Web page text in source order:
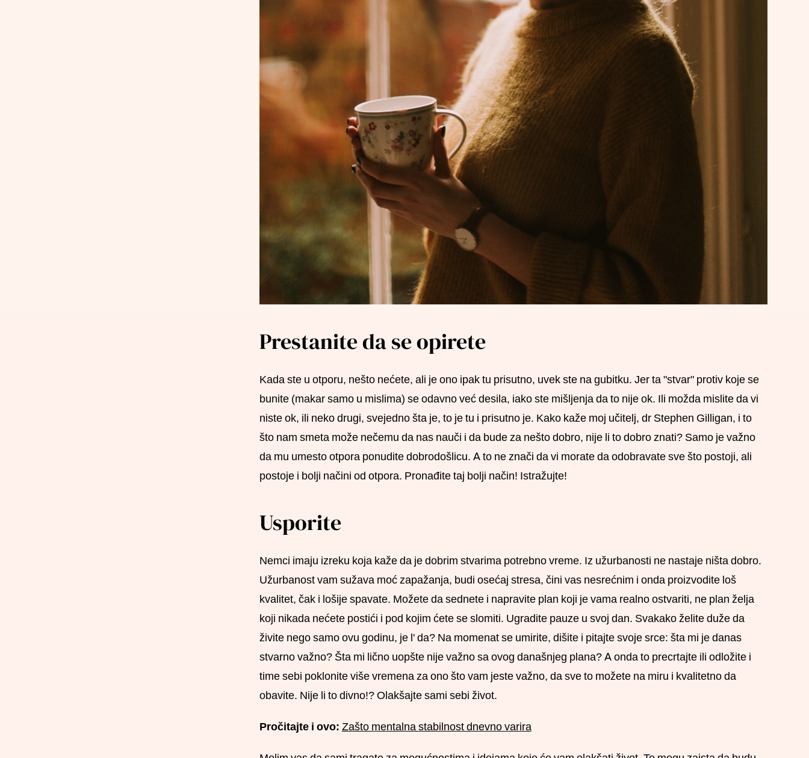
Prestanite da se opirete
Kada ste u otporu, nešto nećete, ali je ono ipak tu prisutno, uvek ste na gubitku. Jer ta "stvar" protiv koje se
bunite (makar samo u mislima) se odavno već desila, iako ste mišljenja da to nije ok. Ili možda mislite da vi
niste ok, ili neko drugi, svejedno šta je, to je tu i prisutno je. Kako kaže moj učitelj, dr Stephen Gilligan, i to
što nam smeta može nečemu da nas nauči i da bude za nešto dobro, nije li to dobro znati? Samo je važno
da mu umesto otpora ponudite dobrodošlicu. A to ne znači da vi morate da odobravate sve što postoji, ali
postoje i bolji načini od otpora. Pronađite taj bolji način! Istražujte!
Usporite
Nemci imaju izreku koja kaže da je dobrim stvarima potrebno vreme. Iz užurbanosti ne nastaje ništa dobro.
Užurbanost vam sužava moć zapažanja, budi osećaj stresa, čini vas nesrećnim i onda proizvodite loš
kvalitet, čak i lošije spavate. Možete da sednete i napravite plan koji je vama realno ostvariti, ne plan želja
koji nikada nećete postići i pod kojim ćete se slomiti. Ugradite pauze u svoj dan. Svakako želite duže da
živite nego samo ovu godinu, je l' da? Na momenat se umirite, dišite i pitajte svoje srce: šta mi je danas
stvarno važno? Šta mi lično uopšte nije važno sa ovog današnjeg plana? A onda to precrtajte ili odložite i
time sebi poklonite više vremena za ono što vam jeste važno, da sve to možete na miru i kvalitetno da
obavite. Nije li to divno!? Olakšajte sami sebi život.
Pročitajte i ovo: Zašto mentalna stabilnost dnevno varira